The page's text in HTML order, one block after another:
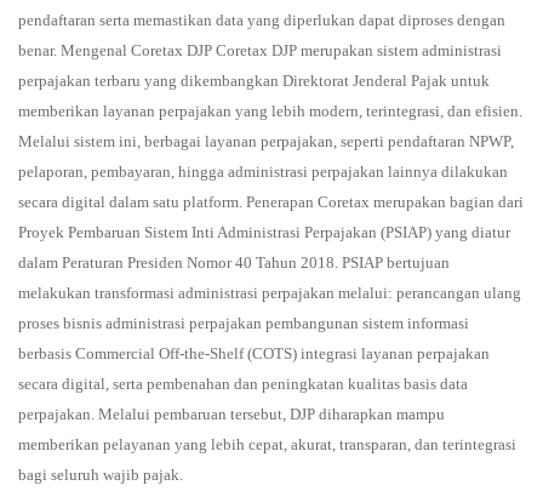
pendaftaran serta memastikan data yang diperlukan dapat diproses dengan
benar. Mengenal Coretax DJP Coretax DJP merupakan sistem administrasi
perpajakan terbaru yang dikembangkan Direktorat Jenderal Pajak untuk
memberikan layanan perpajakan yang lebih modern, terintegrasi, dan efisien.
Melalui sistem ini, berbagai layanan perpajakan, seperti pendaftaran NPWP,
pelaporan, pembayaran, hingga administrasi perpajakan lainnya dilakukan
secara digital dalam satu platform. Penerapan Coretax merupakan bagian dari
Proyek Pembaruan Sistem Inti Administrasi Perpajakan (PSIAP) yang diatur
dalam Peraturan Presiden Nomor 40 Tahun 2018. PSIAP bertujuan
melakukan transformasi administrasi perpajakan melalui: perancangan ulang
proses bisnis administrasi perpajakan pembangunan sistem informasi
berbasis Commercial Off-the-Shelf (COTS) integrasi layanan perpajakan
secara digital, serta pembenahan dan peningkatan kualitas basis data
perpajakan. Melalui pembaruan tersebut, DJP diharapkan mampu
memberikan pelayanan yang lebih cepat, akurat, transparan, dan terintegrasi
bagi seluruh wajib pajak.